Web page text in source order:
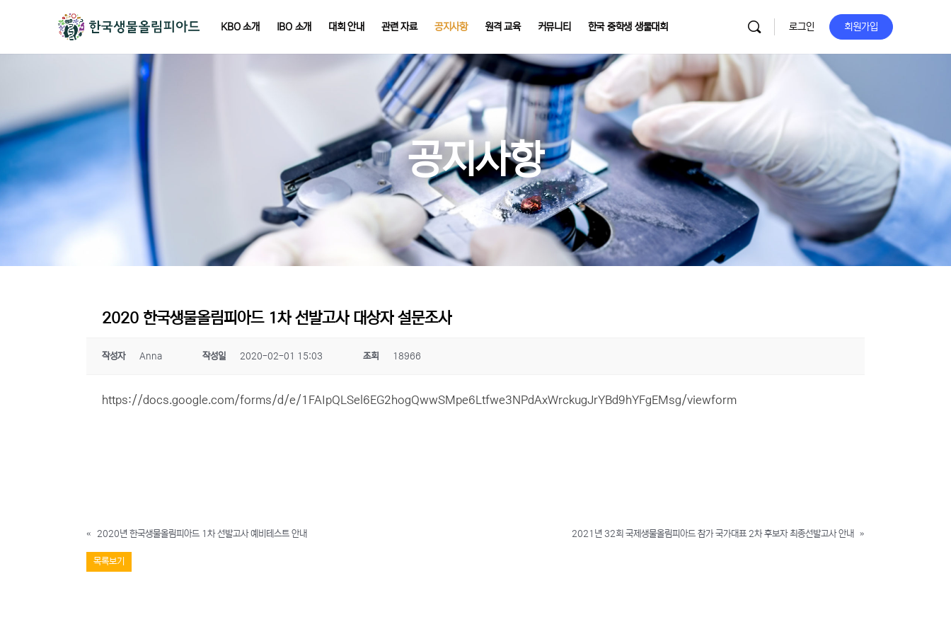
KBO 소개 IBO 소개 대회 안내 관련 자료 공지사항 원격 교육 커뮤니티 한국 중학생 생물대회 로그인 회원가입
공지사항
2020 한국생물올림피아드 1차 선발고사 대상자 설문조사
작성자 Anna 작성일 2020-02-01 15:03 조회 18966
https://docs.google.com/forms/d/e/1FAIpQLSel6EG2hogQwwSMpe6Ltfwe3NPdAxWrckugJrYBd9hYFgEMsg/viewform
« 2020년 한국생물올림피아드 1차 선발고사 예비테스트 안내 2021년 32회 국제생물올림피아드 참가 국가대표 2차 후보자 최종선발고사 안내 »
목록보기